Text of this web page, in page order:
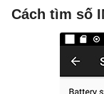
Cách tìm số